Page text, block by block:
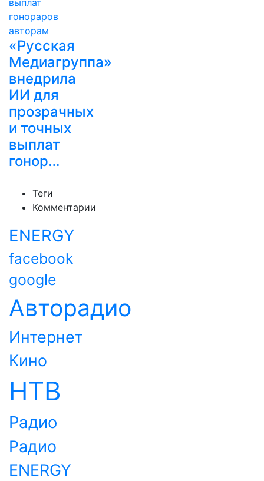
«Русская
Медиагруппа»
внедрила
ИИ для
прозрачных
и точных
выплат
гонор…
Теги
Комментарии
ENERGY
facebook
google
Авторадио
Интернет
Кино
НТВ
Радио
Радио
ENERGY